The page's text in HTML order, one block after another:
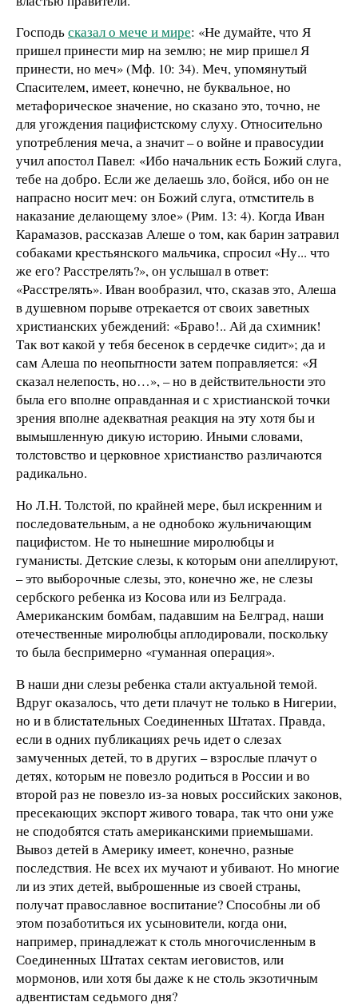
Господьсказал о мече и мире: «Не думайте, что Я
пришел принести мир на землю; не мир пришел Я
принести, но меч» (Мф. 10: 34). Меч, упомянутый
Спасителем, имеет, конечно, не буквальное, но
метафорическое значение, но сказано это, точно, не
для угождения пацифистскому слуху. Относительно
употребления меча, а значит – о войне и правосудии
учил апостол Павел: «Ибо начальник есть Божий слуга,
тебе на добро. Если же делаешь зло, бойся, ибо он не
напрасно носит меч: он Божий слуга, отмститель в
наказание делающему злое» (Рим. 13: 4). Когда Иван
Карамазов, рассказав Алеше о том, как барин затравил
собаками крестьянского мальчика, спросил «Ну... что
же его? Расстрелять?», он услышал в ответ:
«Расстрелять». Иван вообразил, что, сказав это, Алеша
в душевном порыве отрекается от своих заветных
христианских убеждений: «Браво!.. Ай да схимник!
Так вот какой у тебя бесенок в сердечке сидит»; да и
сам Алеша по неопытности затем поправляется: «Я
сказал нелепость, но…», – но в действительности это
была его вполне оправданная и с христианской точки
зрения вполне адекватная реакция на эту хотя бы и
вымышленную дикую историю. Иными словами,
толстовство и церковное христианство различаются
радикально.
Но Л.Н. Толстой, по крайней мере, был искренним и
последовательным, а не однобоко жульничающим
пацифистом. Не то нынешние миролюбцы и
гуманисты. Детские слезы, к которым они апеллируют,
– это выборочные слезы, это, конечно же, не слезы
сербского ребенка из Косова или из Белграда.
Американским бомбам, падавшим на Белград, наши
отечественные миролюбцы аплодировали, поскольку
то была беспримерно «гуманная операция».
В наши дни слезы ребенка стали актуальной темой.
Вдруг оказалось, что дети плачут не только в Нигерии,
но и в блистательных Соединенных Штатах. Правда,
если в одних публикациях речь идет о слезах
замученных детей, то в других – взрослые плачут о
детях, которым не повезло родиться в России и во
второй раз не повезло из-за новых российских законов,
пресекающих экспорт живого товара, так что они уже
не сподобятся стать американскими приемышами.
Вывоз детей в Америку имеет, конечно, разные
последствия. Не всех их мучают и убивают. Но многие
ли из этих детей, выброшенные из своей страны,
получат православное воспитание? Способны ли об
этом позаботиться их усыновители, когда они,
например, принадлежат к столь многочисленным в
Соединенных Штатах сектам иеговистов, или
мормонов, или хотя бы даже к не столь экзотичным
адвентистам седьмого дня?